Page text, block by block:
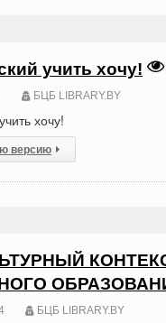
учить хочу!
БЦБ LIBRARY.BY
хочу!
версию
БЦБ LIBRARY.BY